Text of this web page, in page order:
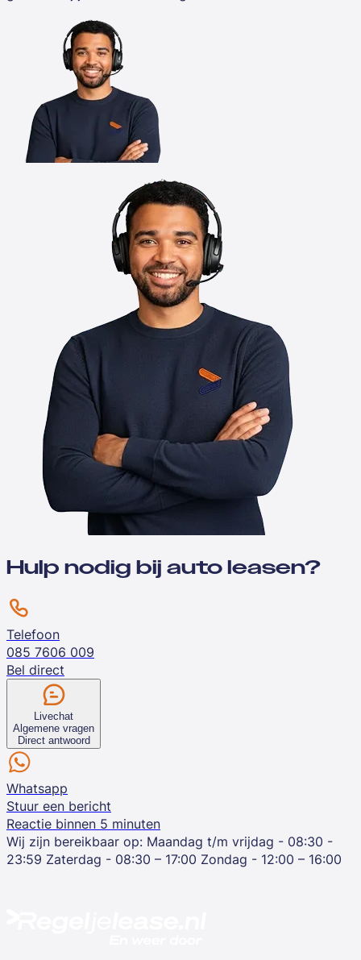
Hulp nodig bij auto leasen?
Telefoon
085 7606 009
Bel direct
Livechat
Algemene vragen
Direct antwoord
Whatsapp
Stuur een bericht
Reactie binnen 5 minuten
Wij zijn bereikbaar op: Maandag t/m vrijdag - 08:30 -
23:59 Zaterdag - 08:30 – 17:00 Zondag - 12:00 – 16:00